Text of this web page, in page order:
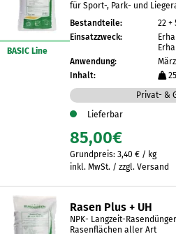
BASIC Line
für Sport-, Park- und
Bestandteile:
22 +
Einsatzzweck:
Anwendung:
Inhalt:
Privat- &
Lieferbar
85,00€
Grundpreis: 3,40 € / kg
inkl. MwSt. / zzgl. Versand
Rasen Plus + UH
NPK- Langzeit-
Rasenflächen aller Art